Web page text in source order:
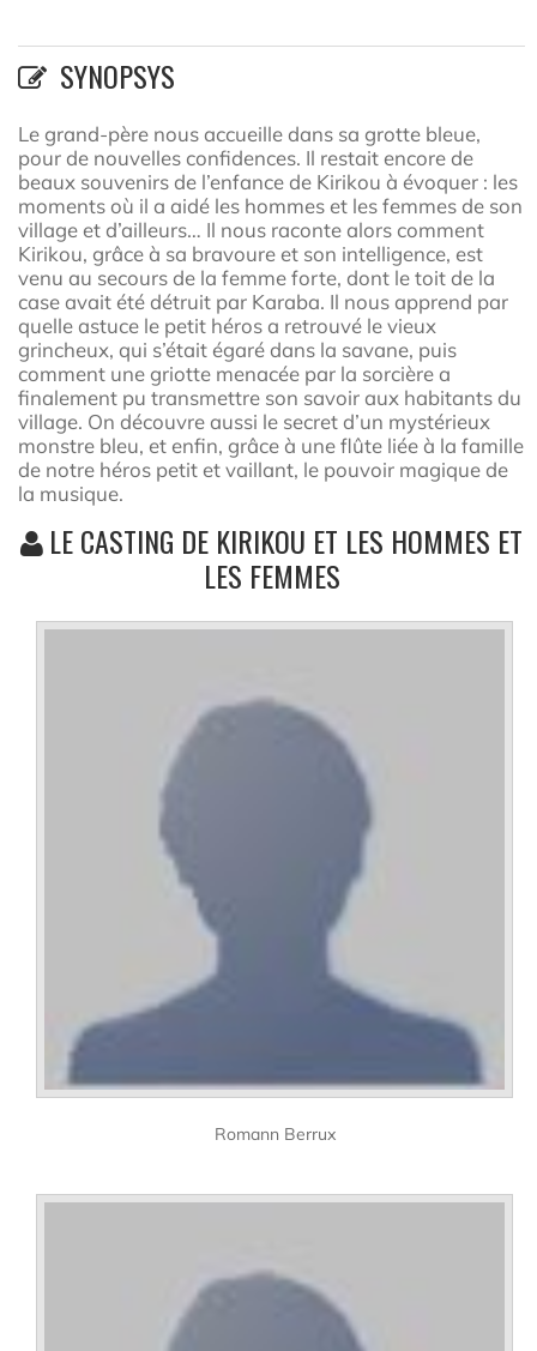
SYNOPSYS
Le grand-père nous accueille dans sa grotte bleue,
pour de nouvelles confidences. Il restait encore de
beaux souvenirs de l’enfance de Kirikou à évoquer : les
moments où il a aidé les hommes et les femmes de son
village et d’ailleurs… Il nous raconte alors comment
Kirikou, grâce à sa bravoure et son intelligence, est
venu au secours de la femme forte, dont le toit de la
case avait été détruit par Karaba. Il nous apprend par
quelle astuce le petit héros a retrouvé le vieux
grincheux, qui s’était égaré dans la savane, puis
comment une griotte menacée par la sorcière a
finalement pu transmettre son savoir aux habitants du
village. On découvre aussi le secret d’un mystérieux
monstre bleu, et enfin, grâce à une flûte liée à la famille
de notre héros petit et vaillant, le pouvoir magique de
la musique.
LE CASTING DE KIRIKOU ET LES HOMMES ET
LES FEMMES
Romann Berrux